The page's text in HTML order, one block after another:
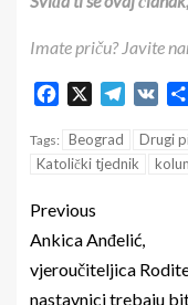
Imate priču? Javite
Facebook Telegram
VK
Tags: Beograd Drugi
Katolički tjednik
Previous
Ankica Anđelić,
vjeroučiteljica
nastavnici trebaju